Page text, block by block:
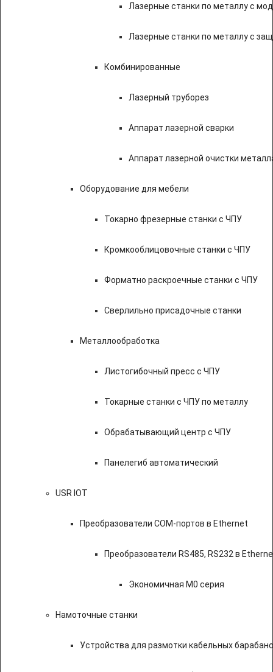
Лазерные станки по металлу с
Лазерные станки по металлу с
Комбинированные
Лазерный труборез
Аппарат лазерной сварки
Аппарат лазерной очистки
Оборудование для мебели
Токарно фрезерные станки с ЧПУ
Кромкооблицовочные станки с ЧПУ
Форматно раскроечные станки с ЧПУ
Сверлильно присадочные станки
Металлообработка
Листогибочный пресс с ЧПУ
Токарные станки с ЧПУ по металлу
Обрабатывающий центр с ЧПУ
Панелегиб автоматический
USR IOT
Преобразователи COM-портов в Ethernet
Преобразователи RS485, RS232 в
Экономичная M0 серия
Намоточные станки
Устройства для размотки кабельных